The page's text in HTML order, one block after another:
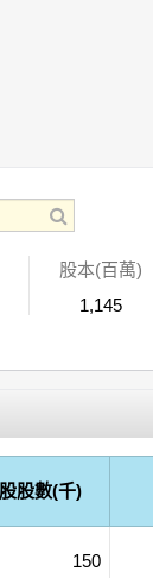
股本(百萬)
1,145
股數(千)
150